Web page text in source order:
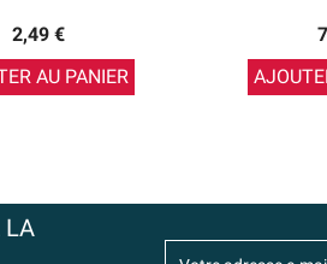
2,49 €
AU PANIER
LA